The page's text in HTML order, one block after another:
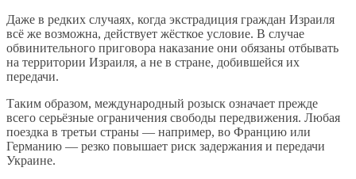
Даже в редких случаях, когда экстрадиция граждан Израиля
всё же возможна, действует жёсткое условие. В случае
обвинительного приговора наказание они обязаны отбывать
на территории Израиля, а не в стране, добившейся их
передачи.
Таким образом, международный розыск означает прежде
всего серьёзные ограничения свободы передвижения. Любая
поездка в третьи страны — например, во Францию или
Германию — резко повышает риск задержания и передачи
Украине.